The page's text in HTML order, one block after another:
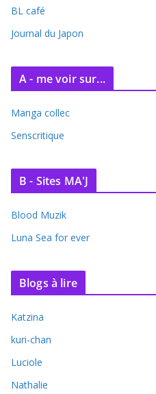
BL café
Journal du Japon
A - me voir sur...
Manga collec
Senscritique
B - Sites MA'J
Blood Muzik
Luna Sea for ever
Blogs à lire
Katzina
kuri-chan
Luciole
Nathalie